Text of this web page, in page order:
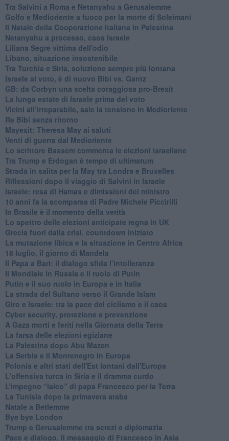
Tra Salvini a Roma e Netanyahu a Gerusalemme
Golfo e Medioriente a fuoco per la morte di Soleimani
Il Natale della Cooperazione italiana in Palestina
Netanyahu a processo, caos Israele
Liliana Segre vittima dell'odio
Libano, situazione insostenibile
Tra Turchia e Siria, soluzione sempre più lontana
Israele al voto, è di nuovo Bibi vs. Gantz
GB: da Corbyn una scelta coraggiosa pro-Brexit
La lunga estate di Israele prima del voto
Vicini all’irreparabile, sale la tensione in Medioriente
Re Bibi senza ritorno
Mayexit: Theresa May ai saluti
Venti di guerra dal Medioriente
Lo scrittore Bassem commenta le elezioni israeliane
Tra Trump e Erdogan è tempo di ultimatum
Strada in salita per la May tra Londra e Bruxelles
Riflessioni dopo il viaggio di Salvini in Israele
Israele: resa di Hamas e dimissioni del ministro
10 anni fa la scomparsa di Padre Michele Piccirilli
In Brasile è il momento della verità
Lo spettro delle elezioni anticipate regna in UK
Grecia fuori dalla crisi, countdown iniziato
La mutazione libica e la situazione in Centro Africa
18 luglio, il giorno di Mandela
Il Papa a Bari: il dialogo sfida l’intolleranza
Il Mondiale in Russia e il ruolo di Putin
Putin e il suo ruolo in Europa e in Italia
La strada del Sultano verso il Grande Islam
Giro e Israele: tra la pace del ciclismo e il caos
Cyber security, protezione e prevenzione
A Gaza morti e feriti nella Giornata della Terra
La farsa delle elezioni egiziane
La Palestina dopo Abu Mazen
La Serbia e il Montenegro in Europa
Polonia e altri stati dell'Est lontani dall'Europa
L'offensiva turca in Siria e il dramma curdo
L’impegno “laico” di papa Francesco per la Terra
La Tunisia dopo la primavera araba
Natale a Betlemme
Bye bye London
Trump e Gerusalemme tra screzi e diplomazia
Pace e dialogo, il messaggio di Francesco in Asia